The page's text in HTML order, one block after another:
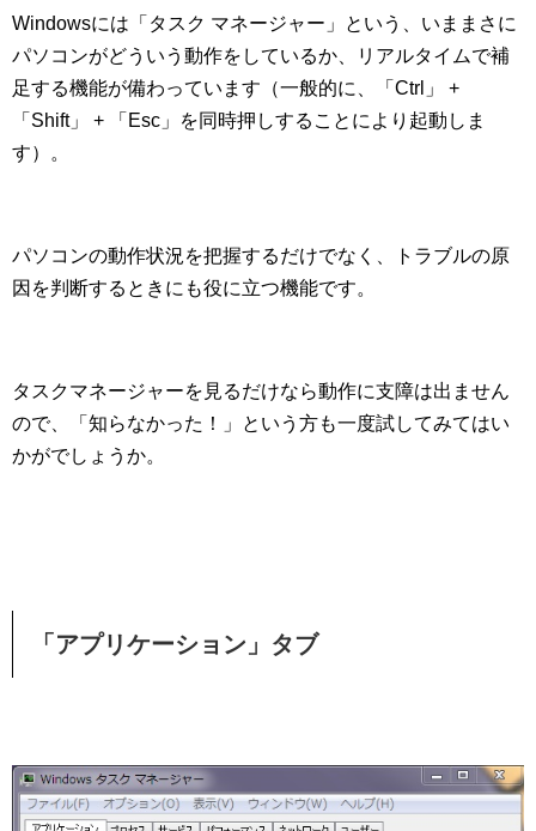
Windowsには「タスク マネージャー」という、いままさに
パソコンがどういう動作をしているか、リアルタイムで補
足する機能が備わっています（一般的に、「Ctrl」 +
「Shift」 + 「Esc」を同時押しすることにより起動しま
す）。
パソコンの動作状況を把握するだけでなく、トラブルの原
因を判断するときにも役に立つ機能です。
タスクマネージャーを見るだけなら動作に支障は出ません
ので、「知らなかった！」という方も一度試してみてはい
かがでしょうか。
「アプリケーション」タブ